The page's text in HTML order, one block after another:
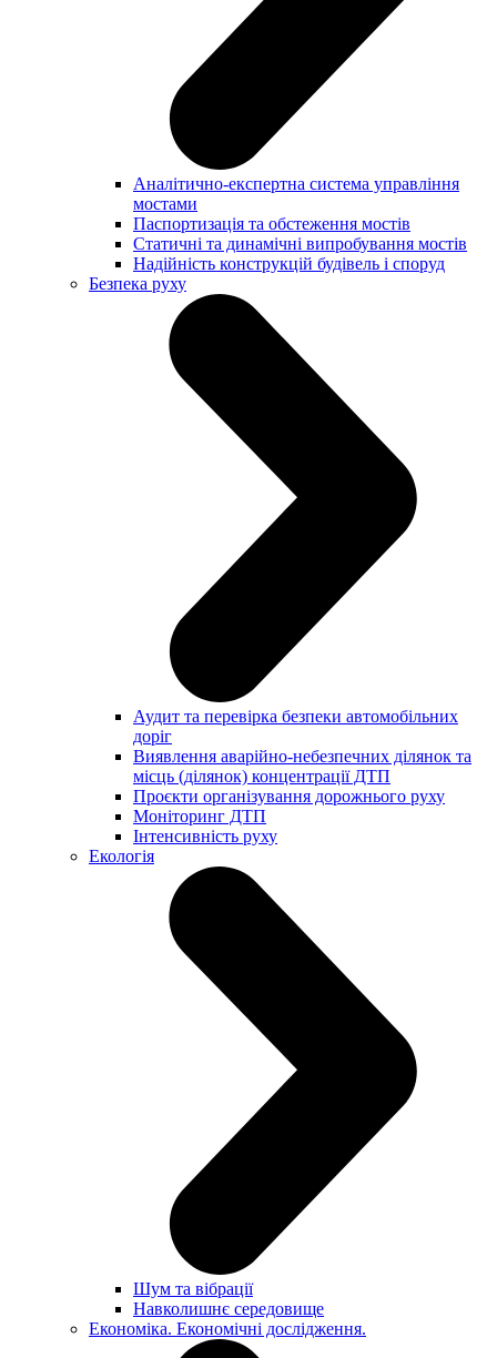
Аналітично-експертна система управління
мостами
Паспортизація та обстеження мостів
Статичні та динамічні випробування мостів
Надійність конструкцій будівель і споруд
Безпека руху
Аудит та перевірка безпеки автомобільних
доріг
Виявлення аварійно-небезпечних ділянок та
місць (ділянок) концентрації ДТП
Проєкти організування дорожнього руху
Моніторинг ДТП
Інтенсивність руху
Екологія
Шум та вібрації
Навколишнє середовище
Економіка. Економічні дослідження.